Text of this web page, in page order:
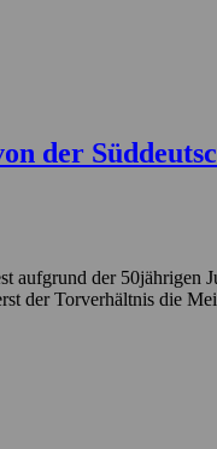
der
der
der Torverhältnis die